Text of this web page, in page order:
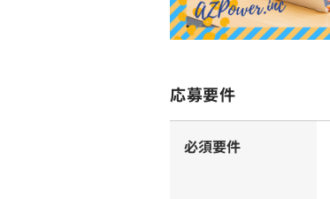
応募要件
必須要件